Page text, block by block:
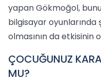
yapan Gökmoğol,
bilgisayar
olmasının da etkisinin
ÇOCUĞUNUZ
MU?